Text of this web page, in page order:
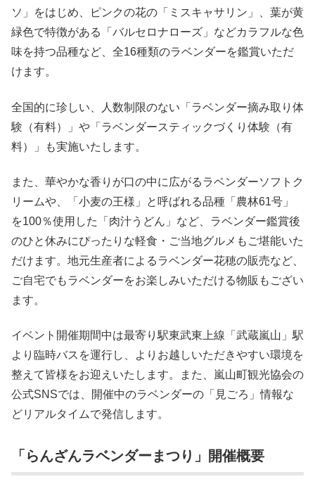
ソ」をはじめ、ピンクの花の「ミスキャサリン」、葉が黄
緑色で特徴がある「バルセロナローズ」などカラフルな色
味を持つ品種など、全16種類のラベンダーを鑑賞いただ
けます。
全国的に珍しい、人数制限のない「ラベンダー摘み取り体
験（有料）」や「ラベンダースティックづくり体験（有
料）」も実施いたします。
また、華やかな香りが口の中に広がるラベンダーソフトク
リームや、「小麦の王様」と呼ばれる品種「農林61号」
を100％使用した「肉汁うどん」など、ラベンダー鑑賞後
のひと休みにぴったりな軽食・ご当地グルメもご堪能いた
だけます。地元生産者によるラベンダー花穂の販売など、
ご自宅でもラベンダーをお楽しみいただける物販もござい
ます。
イベント開催期間中は最寄り駅東武東上線「武蔵嵐山」駅
より臨時バスを運行し、よりお越しいただきやすい環境を
整えて皆様をお迎えいたします。また、嵐山町観光協会の
公式SNSでは、開催中のラベンダーの「見ごろ」情報な
どリアルタイムで発信します。
「らんざんラベンダーまつり」開催概要